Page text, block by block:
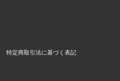
特定商取引法に基づく表記